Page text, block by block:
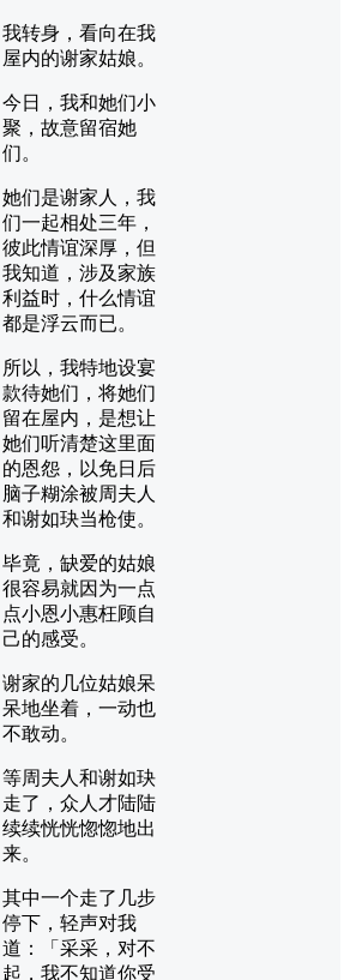
我转身，看向在我
屋内的谢家姑娘。
今日，我和她们小
聚，故意留宿她
们。
她们是谢家人，我
们一起相处三年，
彼此情谊深厚，但
我知道，涉及家族
利益时，什么情谊
都是浮云而已。
所以，我特地设宴
款待她们，将她们
留在屋内，是想让
她们听清楚这里面
的恩怨，以免日后
脑子糊涂被周夫人
和谢如玦当枪使。
毕竟，缺爱的姑娘
很容易就因为一点
点小恩小惠枉顾自
己的感受。
谢家的几位姑娘呆
呆地坐着，一动也
不敢动。
等周夫人和谢如玦
走了，众人才陆陆
续续恍恍惚惚地出
来。
其中一个走了几步
停下，轻声对我
道：「采采，对不
起，我不知道你受